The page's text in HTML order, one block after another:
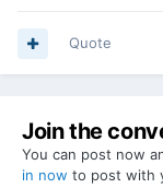
Quote
Join the
You can post now
in now to post with